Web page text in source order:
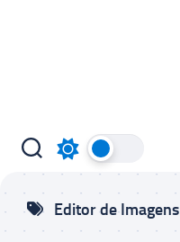
Editor de Imagens